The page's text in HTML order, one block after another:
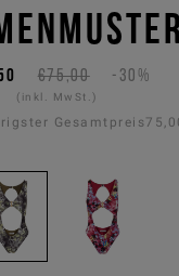
€75,00 -30%
(inkl. MwSt.)
Gesamtpreis